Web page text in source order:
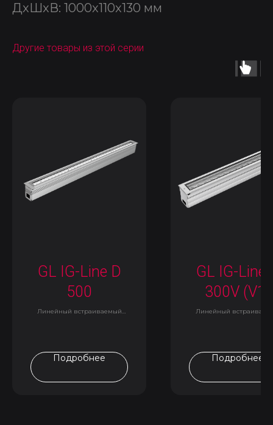
ДxШxВ: 1000x110x130 мм
Другие товары из этой серии
GL IG-Line D
500
Линейный встраиваемый
Подробнее
GL IG-Line
300V (V1)
Линейный
Подробнее